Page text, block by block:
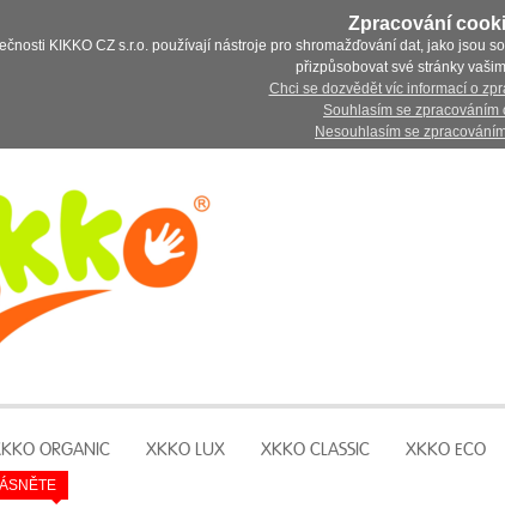
Zpracování
KIKKO CZ s.r.o. používají nástroje pro shromažďování dat, jako jsou
přizpůsobovat své stránky
Chci se dozvědět víc informací o
Souhlasím se zpracováním
Nesouhlasím se
ORGANIC XKKO LUX XKKO CLASSIC XKKO ECO